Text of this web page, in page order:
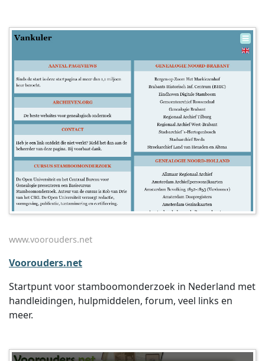
www.voorouders.net
Voorouders.net
Startpunt voor stamboomonderzoek in Nederland met
handleidingen, hulpmiddelen, forum, veel links en
meer.